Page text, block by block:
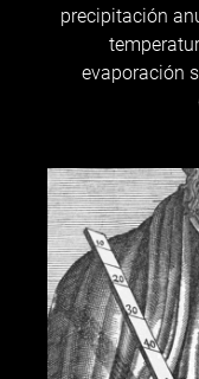
precipitación
evaporación